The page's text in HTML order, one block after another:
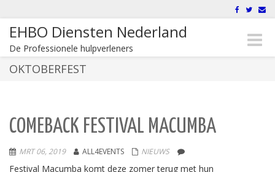
EHBO Diensten Nederland
De Professionele hulpverleners
Toggle
OKTOBERFEST
COMEBACK FESTIVAL MACUMBA
MRT 06, 2019 ALL4EVENTS NIEUWS
Festival Macumba komt deze zomer terug met hun